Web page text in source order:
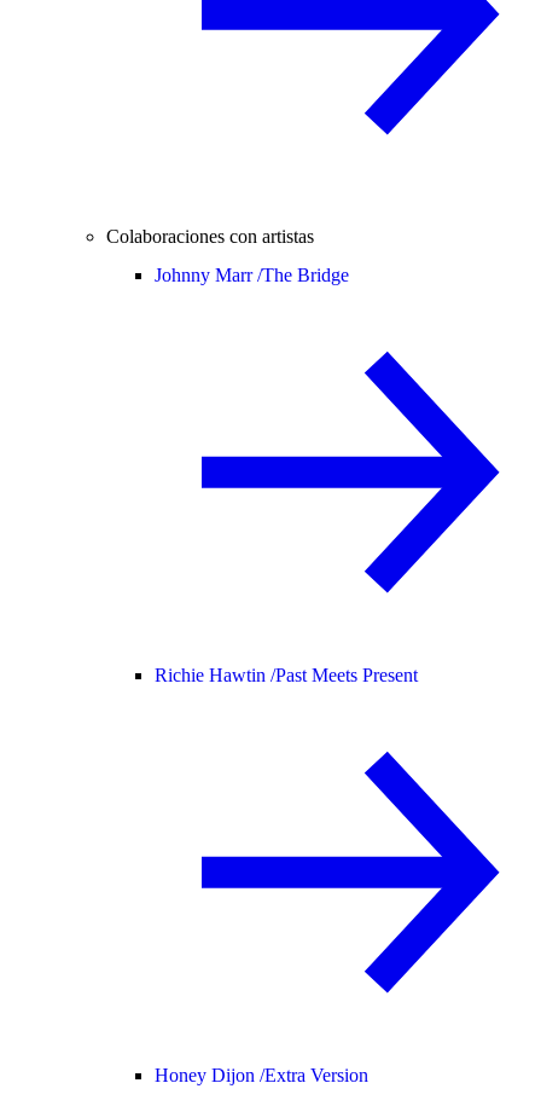
Colaboraciones con artistas
Johnny Marr /The Bridge
Richie Hawtin /Past Meets Present
Honey Dijon /Extra Version